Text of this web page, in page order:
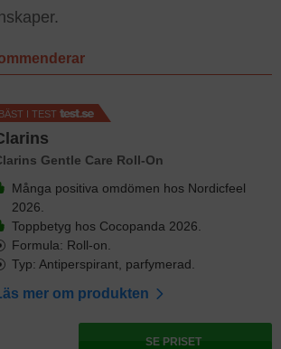
BÄST I TEST
Gentle Care Roll-On
Många positiva omdömen hos Nordicfeel
2026.
Toppbetyg hos Cocopanda 2026.
Formula: Roll-on.
Typ: Antiperspirant, parfymerad.
mer om produkten
SE PRISET